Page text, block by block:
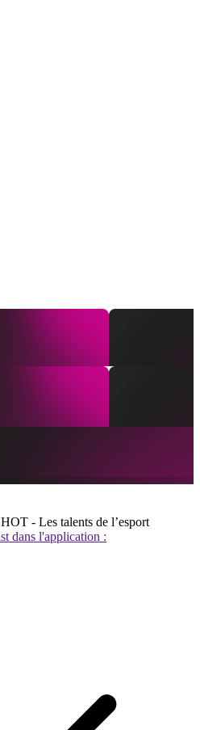
- Les talents de l’esport
dans l'application :